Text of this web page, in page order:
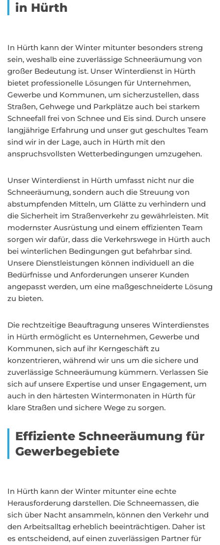
in Hürth
In Hürth kann der Winter mitunter besonders streng
sein, weshalb eine zuverlässige Schneeräumung von
großer Bedeutung ist. Unser Winterdienst in Hürth
bietet professionelle Lösungen für Unternehmen,
Gewerbe und Kommunen, um sicherzustellen, dass
Straßen, Gehwege und Parkplätze auch bei starkem
Schneefall frei von Schnee und Eis sind. Durch unsere
langjährige Erfahrung und unser gut geschultes Team
sind wir in der Lage, auch in Hürth mit den
anspruchsvollsten Wetterbedingungen umzugehen.
Unser Winterdienst in Hürth umfasst nicht nur die
Schneeräumung, sondern auch die Streuung von
abstumpfenden Mitteln, um Glätte zu verhindern und
die Sicherheit im Straßenverkehr zu gewährleisten. Mit
modernster Ausrüstung und einem effizienten Team
sorgen wir dafür, dass die Verkehrswege in Hürth auch
bei winterlichen Bedingungen gut befahrbar sind.
Unsere Dienstleistungen können individuell an die
Bedürfnisse und Anforderungen unserer Kunden
angepasst werden, um eine maßgeschneiderte Lösung
zu bieten.
Die rechtzeitige Beauftragung unseres Winterdienstes
in Hürth ermöglicht es Unternehmen, Gewerbe und
Kommunen, sich auf ihr Kerngeschäft zu
konzentrieren, während wir uns um die sichere und
zuverlässige Schneeräumung kümmern. Verlassen Sie
sich auf unsere Expertise und unser Engagement, um
auch in den härtesten Wintermonaten in Hürth für
klare Straßen und sichere Wege zu sorgen.
Effiziente Schneeräumung für
Gewerbegebiete
In Hürth kann der Winter mitunter eine echte
Herausforderung darstellen. Die Schneemassen, die
sich über Nacht ansammeln, können den Verkehr und
den Arbeitsalltag erheblich beeinträchtigen. Daher ist
es entscheidend, auf einen zuverlässigen Partner für